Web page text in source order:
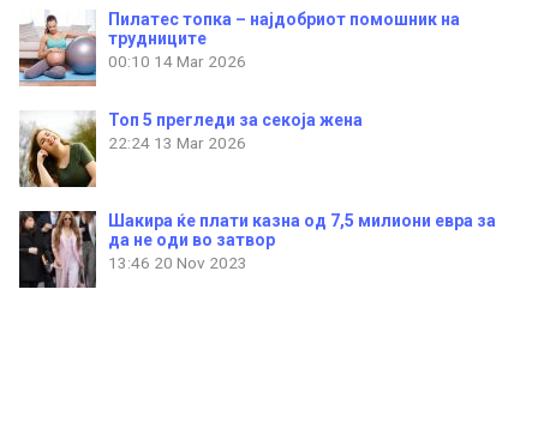
Пилатес топка – најдобриот помошник на
трудниците
00:10 14 Mar 2026
Топ 5 прегледи за секоја жена
22:24 13 Mar 2026
Шакира ќе плати казна од 7,5 милиони евра за
да не оди во затвор
13:46 20 Nov 2023